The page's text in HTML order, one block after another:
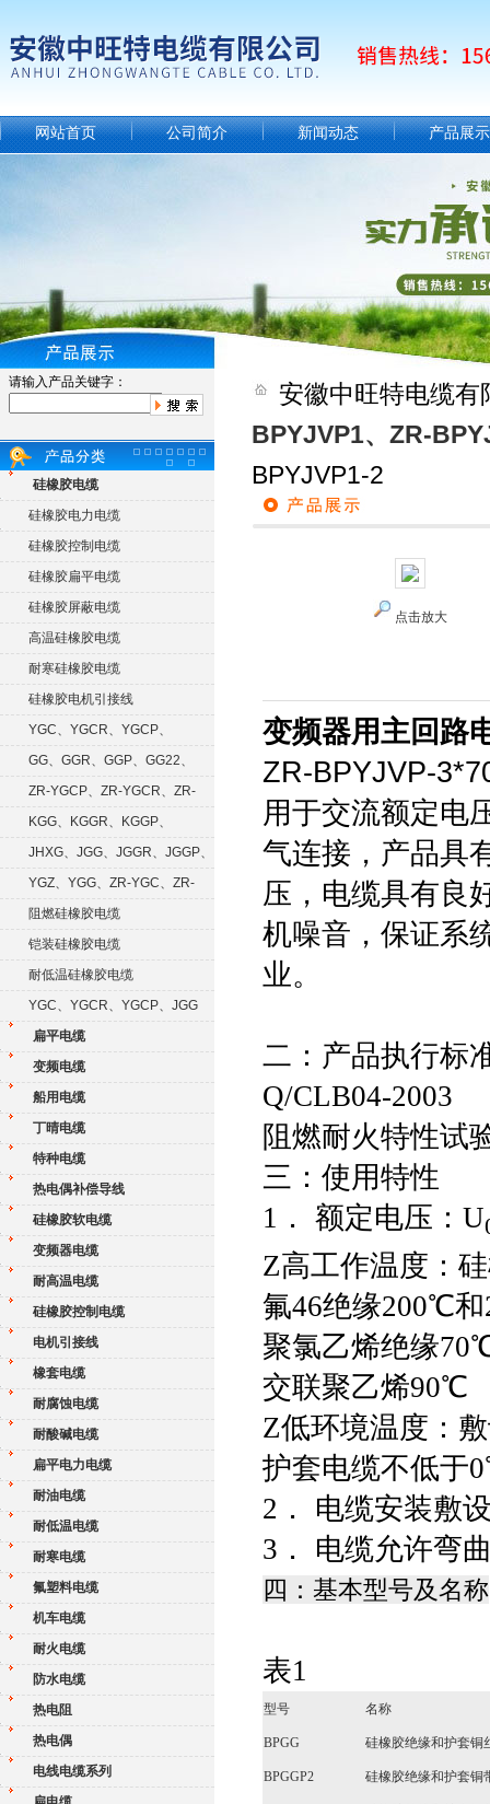
网站首页 公司简介 新闻动态 产品展示
请输入产品关键字：
硅橡胶电缆
硅橡胶电力电缆
硅橡胶控制电缆
硅橡胶扁平电缆
硅橡胶屏蔽电缆
高温硅橡胶电缆
耐寒硅橡胶电缆
硅橡胶电机引接线
YGC、YGCR、YGCP、
YGCRP
GG、GGR、GGP、GG22、
GGRP
ZR-YGCP、ZR-YGCR、ZR-
YGCRP
KGG、KGGR、KGGP、
KGGRP
JHXG、JGG、JGGR、JGGP、
JGGFYGZ、YGG、ZR-YGC、ZR-
KGG阻燃硅橡胶电缆
铠装硅橡胶电缆
耐低温硅橡胶电缆
YGC、YGCR、YGCP、JGG
扁平电缆
变频电缆
船用电缆
丁晴电缆
特种电缆
热电偶补偿导线
硅橡胶软电缆
变频器电缆
耐高温电缆
硅橡胶控制电缆
电机引接线
橡套电缆
耐腐蚀电缆
耐酸碱电缆
扁平电力电缆
耐油电缆
耐低温电缆
耐寒电缆
氟塑料电缆
机车电缆
耐火电缆
防水电缆
热电阻
热电偶
电线电缆系列
安徽中旺特电缆
BPYJVP1、ZR-
BPYJVP1-2
点击放大
变频器用主回路
ZR-BPYJVP-
用于交流额定电
气连接，产品具
压，电缆具有良
机噪音，保证系
业。
二：产品执行标
Q/CLB04-2003
阻燃耐火特性试
三：使用特性
1． 额定电压：U
Z高工作温度：
氟46绝缘200℃
聚氯乙烯绝缘
交联聚乙烯90℃
Z低环境温度：
护套电缆不低于
2． 电缆安装敷
3． 电缆允许弯
四：基本型号及名称
表1
型号 名称
BPGG 硅橡胶绝缘和护套铜
BPGGP2 硅橡胶绝缘和护套铜